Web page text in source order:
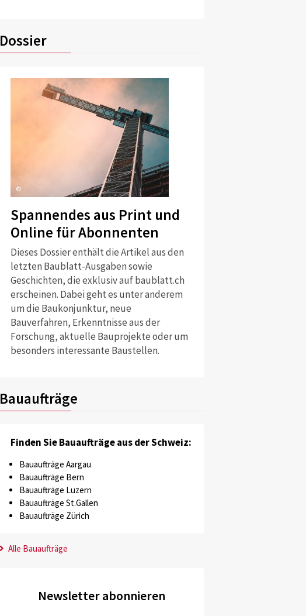
Dossier
©
Spannendes aus Print und
Online für Abonnenten
Dieses Dossier enthält die Artikel aus den
letzten Baublatt-Ausgaben sowie
Geschichten, die exklusiv auf baublatt.ch
erscheinen. Dabei geht es unter anderem
um die Baukonjunktur, neue
Bauverfahren, Erkenntnisse aus der
Forschung, aktuelle Bauprojekte oder um
besonders interessante Baustellen.
Bauaufträge
Finden Sie Bauaufträge aus der Schweiz:
Bauaufträge Aargau
Bauaufträge Bern
Bauaufträge Luzern
Bauaufträge St.Gallen
Bauaufträge Zürich
Alle Bauaufträge
Newsletter abonnieren